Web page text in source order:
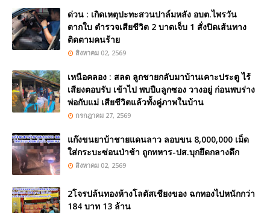
ด่วน : เกิดเหตุปะทะสวนปาล์มหลัง อบต.ไพรวัน
ตากใบ ตำรวจเสียชีวิต 2 บาดเจ็บ 1 สั่งปิดเส้นทาง
ติดตามคนร้าย
สิงหาคม 02, 2569
เหนือคลอง : สลด ลูกชายกลับมาบ้านเคาะประตู ไร้
เสียงตอบรับ เข้าไป พบปืuลูกซอง วางอยู่ ก่อนพบร่าง
พ่อกับแม่ เสียชีวิตแล้วทั้งคู่ภาพในบ้าน
กรกฎาคม 27, 2569
แก๊งขนยาบ้าชายแดนลาว ลอบขน 8,000,000 เม็ด
ใส่กระบะซ่อนป่าช้า ถูกทหาร-ปส.บุกยึดกลางดึก
สิงหาคม 02, 2569
2โจรปล้นทองห้างโลตัสเชียงของ ฉกทองไปหนักกว่า
184 บาท 13 ล้าน